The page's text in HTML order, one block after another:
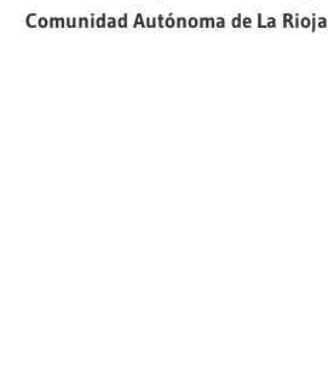
Comunidad Autónoma de La Rioja